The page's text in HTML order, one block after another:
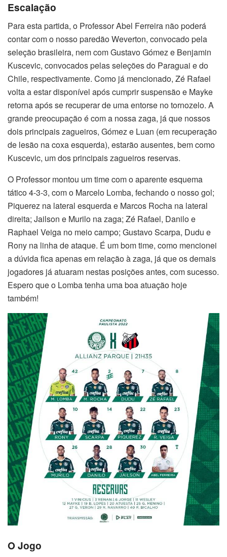
Escalação
Para esta partida, o Professor Abel Ferreira não poderá
contar com o nosso paredão Weverton, convocado pela
seleção brasileira, nem com Gustavo Gómez e Benjamin
Kuscevic, convocados pelas seleções do Paraguai e do
Chile, respectivamente. Como já mencionado, Zé Rafael
volta a estar disponível após cumprir suspensão e Mayke
retorna após se recuperar de uma entorse no tornozelo. A
grande preocupação é com a nossa zaga, já que nossos
dois principais zagueiros, Gómez e Luan (em recuperação
de lesão na coxa esquerda), estarão ausentes, bem como
Kuscevic, um dos principais zagueiros reservas.
O Professor montou um time com o aparente esquema
tático 4-3-3, com o Marcelo Lomba, fechando o nosso gol;
Piquerez na lateral esquerda e Marcos Rocha na lateral
direita; Jailson e Murilo na zaga; Zé Rafael, Danilo e
Raphael Veiga no meio campo; Gustavo Scarpa, Dudu e
Rony na linha de ataque. É um bom time, como mencionei
a dúvida fica apenas em relação à zaga, já que os demais
jogadores já atuaram nestas posições antes, com sucesso.
Espero que o Lomba tenha uma boa atuação hoje
também!
O Jogo